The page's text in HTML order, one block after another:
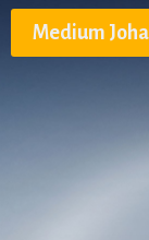
Zum
InhaltMedium